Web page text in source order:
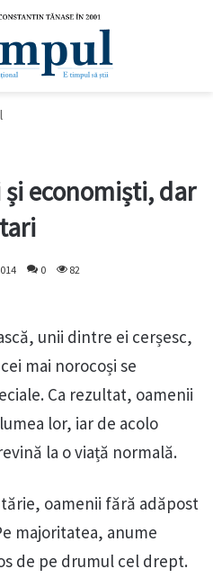
economiști, dar
0 82
unii dintre ei cerșesc,
mai norocoși se
Ca rezultat, oamenii
lor, iar de acolo
la o viață normală.
oamenii fără adăpost
majoritatea, anume
de pe drumul cel drept.